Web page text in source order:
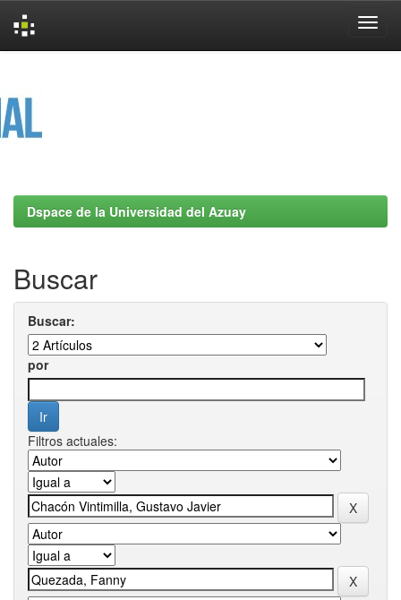
Dspace de la Universidad del Azuay
Buscar
Buscar:
por
Filtros actuales: